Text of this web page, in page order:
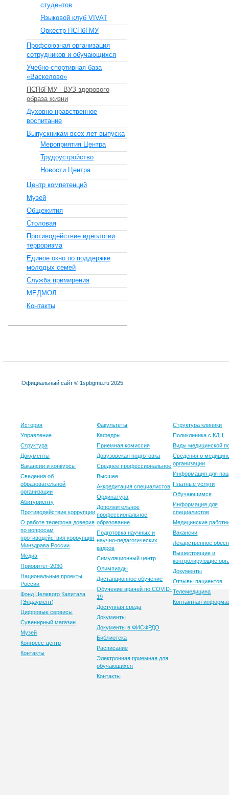
студентов
Языковой клуб VIVAT
Оркестр ПСПбГМУ
Профсоюзная организация
сотрудников и обучающихся
Учебно-спортивная база
«Васкелово»
ПСПбГМУ - ВУЗ здорового
образа жизни
Духовно-нравственное
воспитание
Выпускникам всех лет выпуска
Мероприятия Центра
Трудоустройство
Новости Центра
Центр компетенций
Музей
Общежития
Столовая
Противодействие идеологии
терроризма
Единое окно по поддержке
молодых семей
Служба примирения
МЕДМОЛ
Контакты
Официальный сайт © 1spbgmu.ru 2025
История
Управление
Структура
Документы
Вакансии и конкурсы
Сведения об
образовательной
организации
Абитуриенту
Противодействие коррупции
О работе телефона доверия
по вопросам
противодействия коррупции
Минздрава России
Медиа
Приоритет-2030
Национальные проекты
России
Фонд Целевого Капитала
(Эндаумент)
Цифровые сервисы
Сувенирный магазин
Музей
Конгресс-центр
Контакты
Факультеты
Кафедры
Приемная комиссия
Довузовская подготовка
Среднее профессиональное
Высшее
Аккредитация специалистов
Ординатура
Дополнительное
профессиональное
образование
Подготовка научных и
научно-педагогических
кадров
Симуляционный центр
Олимпиады
Дистанционное обучение
Обучение врачей по COVID-
19
Доступная среда
Документы
Документы в ФИСФРДО
Библиотека
Расписание
Электронная приемная для
обучающихся
Контакты
Структура клиники
Поликлиника с КДЦ
Виды медицинской
Сведения о
организации
Информация для
Платные услуги
Обучающимся
Информация для
специалистов
Медицинские
Вакансии
Лекарственное
Вышестоящие и
контролирующие
Документы
Отзывы пациентов
Телемедицина
Контактная